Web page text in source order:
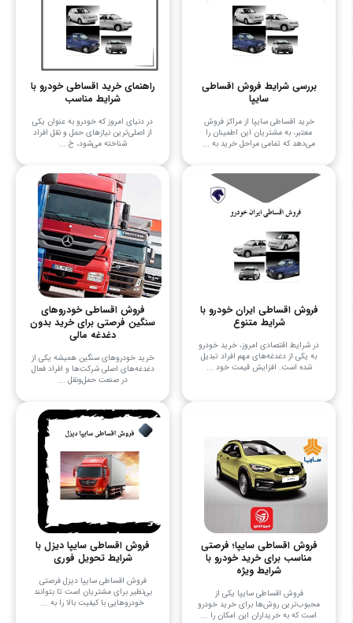
بررسی شرایط فروش اقساطی
سایپا
خرید اقساطی سایپا از مراکز فروش
معتبر، به مشتریان این اطمینان را
می‌دهد که تمامی مراحل خرید به ...
راهنمای خرید اقساطی خودرو با
شرایط مناسب
در دنیای امروز که خودرو به عنوان یکی
از اصلی‌ترین نیازهای حمل و نقل افراد
شناخته می‌شود، خ ...
فروش اقساطی ایران خودرو با
شرایط متنوع
در شرایط اقتصادی امروز، خرید خودرو
به یکی از دغدغه‌های مهم افراد تبدیل
شده است. افزایش قیمت خود ...
فروش اقساطی خودروهای
سنگین فرصتی برای خرید بدون
دغدغه مالی
خرید خودروهای سنگین همیشه یکی از
دغدغه‌های اصلی شرکت‌ها و افراد فعال
در صنعت حمل‌ونقل ...
فروش اقساطی سایپا؛ فرصتی
مناسب برای خرید خودرو با
شرایط ویژه
فروش اقساطی سایپا یکی از
محبوب‌ترین روش‌ها برای خرید خودرو
است که به خریداران این امکان را ...
فروش اقساطی سایپا دیزل با
شرایط تحویل فوری
فروش اقساطی سایپا دیزل فرصتی
بی‌نظیر برای مشتریان است تا بتوانند
خودروهایی با کیفیت بالا را به ...